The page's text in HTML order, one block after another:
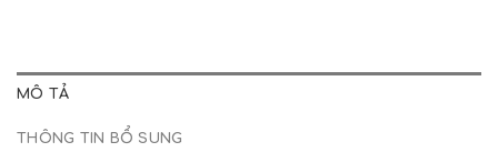
MÔ TẢ
THÔNG TIN BỔ SUNG